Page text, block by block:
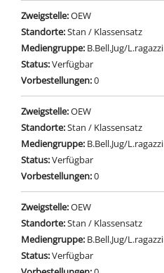
Zweigstelle:OEW
Standorte:Stan / Klassensatz
Mediengruppe: B.Bell.Jug/L.ragazzi
Status:Verfügbar
Vorbestellungen:0
Zweigstelle:OEW
Standorte:Stan / Klassensatz
Mediengruppe: B.Bell.Jug/L.ragazzi
Status:Verfügbar
Vorbestellungen:0
Zweigstelle:OEW
Standorte:Stan / Klassensatz
Mediengruppe: B.Bell.Jug/L.ragazzi
Status:Verfügbar